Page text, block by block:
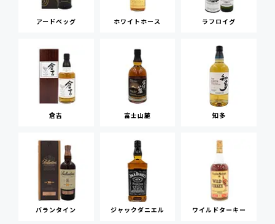
アードベッグ ホワイトホース ラフロイグ
倉吉 富士山麓 知多
バランタイン ジャックダニエル ワイルドターキー